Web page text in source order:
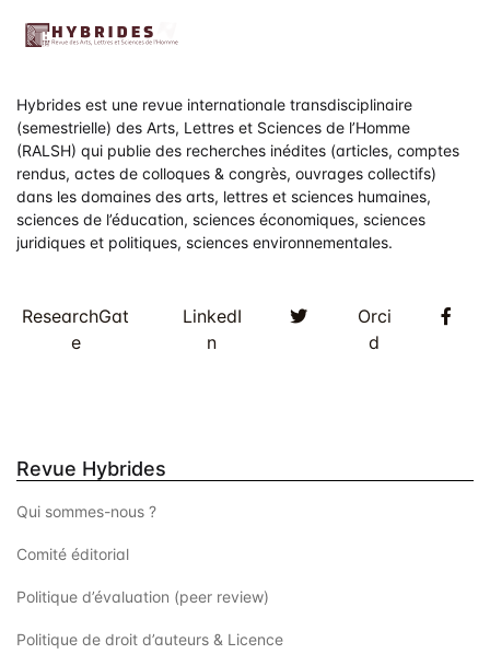
Hybrides est une revue internationale transdisciplinaire
(semestrielle) des Arts, Lettres et Sciences de l’Homme
(RALSH) qui publie des recherches inédites (articles, comptes
rendus, actes de colloques & congrès, ouvrages collectifs)
dans les domaines des arts, lettres et sciences humaines,
sciences de l’éducation, sciences économiques, sciences
juridiques et politiques, sciences environnementales.
ResearchGat
e
LinkedI
n
TwitterOrci
d
Revue Hybrides
Qui sommes-nous ?
Comité éditorial
Politique d’évaluation (peer review)
Politique de droit d’auteurs & Licence